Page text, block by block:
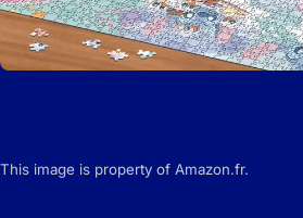
This image is property of Amazon.fr.